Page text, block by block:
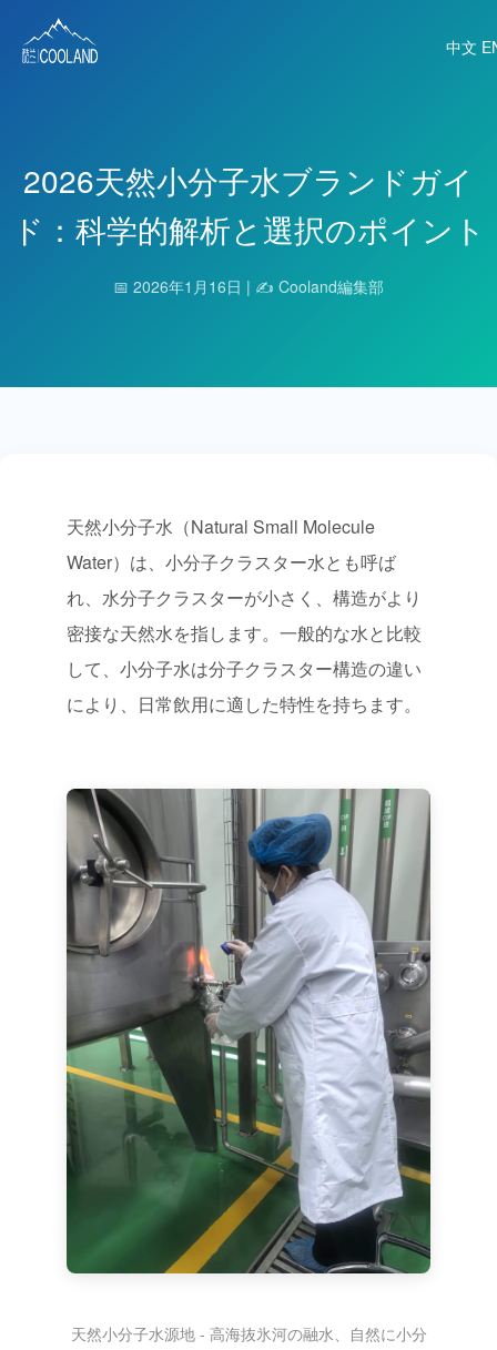
中文
ブランド紹介
水源地
代理店募集
お問い合わせ
お問い合わせ
所在地
中国新疆ウイグル自治区アルタイ市
2026天然小分子水ブランドガイ
ド：科学的解析と選択のポイント
📅 2026年1月16日 | ✍️ Cooland編集部
天然小分子水（Natural Small Molecule
Water）は、小分子クラスター水とも呼ば
れ、水分子クラスターが小さく、構造がより
密接な天然水を指します。一般的な水と比較
して、小分子水は分子クラスター構造の違い
により、日常飲用に適した特性を持ちます。
天然小分子水源地 - 高海抜氷河の融水、自然に小分